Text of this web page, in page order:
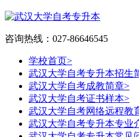
咨询热线：027-86646545
学校首页>
武汉大学自考专升本招生
武汉大学自考成教简章>
武汉大学自考证书样本>
武汉大学自考网络远程教
武汉大学自考专升本专业